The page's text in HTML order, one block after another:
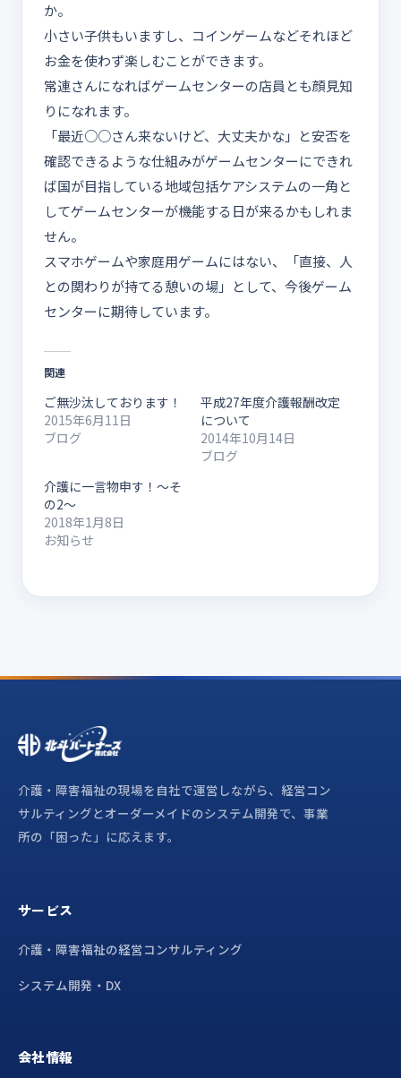
か。
小さい子供もいますし、コインゲームなどそれほど
お金を使わず楽しむことができます。
常連さんになればゲームセンターの店員とも顔見知
りになれます。
「最近○○さん来ないけど、大丈夫かな」と安否を
確認できるような仕組みがゲームセンターにできれ
ば国が目指している地域包括ケアシステムの一角と
してゲームセンターが機能する日が来るかもしれま
せん。
スマホゲームや家庭用ゲームにはない、「直接、人
との関わりが持てる憩いの場」として、今後ゲーム
センターに期待しています。
関連
ご無沙汰しております！
2015年6月11日
ブログ
平成27年度介護報酬改定
について
2014年10月14日
ブログ
介護に一言物申す！～そ
の2～
2018年1月8日
お知らせ
介護・障害福祉の現場を自社で運営しながら、経営コン
サルティングとオーダーメイドのシステム開発で、事業
所の「困った」に応えます。
サービス
介護・障害福祉の経営コンサルティング
システム開発・DX
会社情報